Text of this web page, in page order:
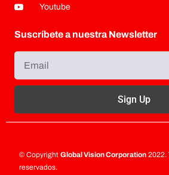
Youtube
Suscríbete a nuestra Newsletter
Sign Up
© Copyright Global Vision Corporation 2022.
reservados.